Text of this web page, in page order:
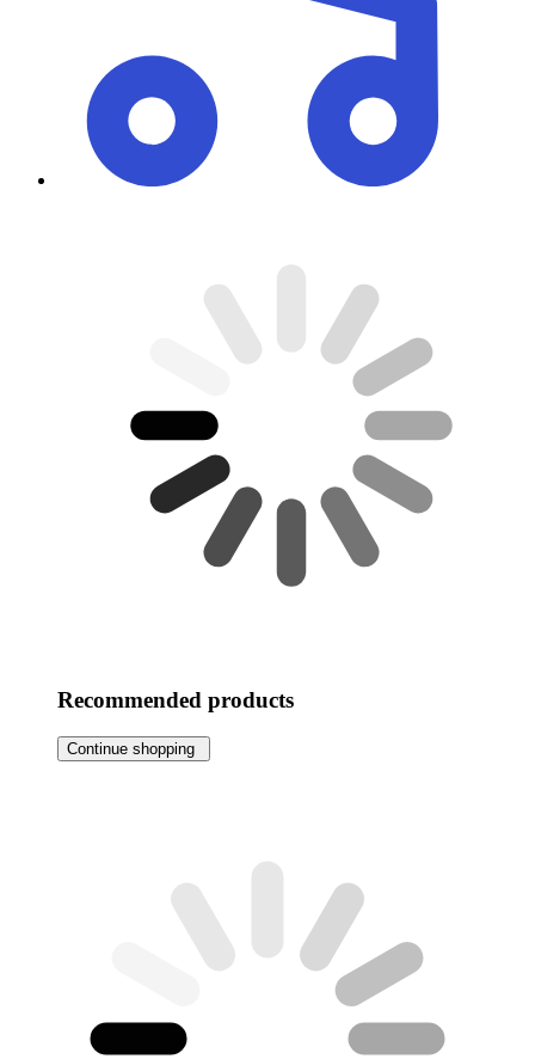
Recommended products
Continue shopping